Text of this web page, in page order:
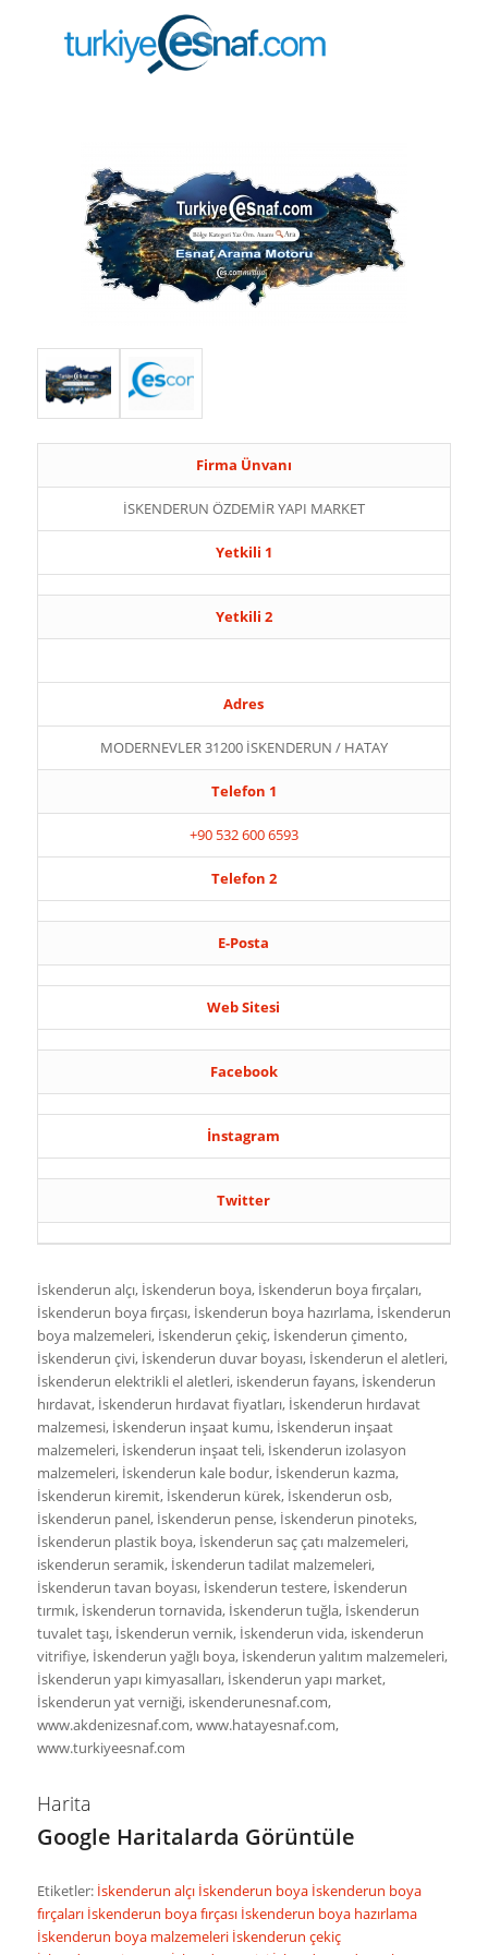
Firma Ünvanı
İSKENDERUN ÖZDEMİR YAPI MARKET
Yetkili 1
Yetkili 2
Adres
MODERNEVLER 31200 İSKENDERUN / HATAY
Telefon 1
+90 532 600 6593
Telefon 2
E-Posta
Web Sitesi
Facebook
İnstagram
Twitter
İskenderun alçı, İskenderun boya, İskenderun boya fırçaları,
İskenderun boya fırçası, İskenderun boya hazırlama, İskenderun
boya malzemeleri, İskenderun çekiç, İskenderun çimento,
İskenderun çivi, İskenderun duvar boyası, İskenderun el aletleri,
İskenderun elektrikli el aletleri, iskenderun fayans, İskenderun
hırdavat, İskenderun hırdavat fiyatları, İskenderun hırdavat
malzemesi, İskenderun inşaat kumu, İskenderun inşaat
malzemeleri, İskenderun inşaat teli, İskenderun izolasyon
malzemeleri, İskenderun kale bodur, İskenderun kazma,
İskenderun kiremit, İskenderun kürek, İskenderun osb,
İskenderun panel, İskenderun pense, İskenderun pinoteks,
İskenderun plastik boya, İskenderun saç çatı malzemeleri,
iskenderun seramik, İskenderun tadilat malzemeleri,
İskenderun tavan boyası, İskenderun testere, İskenderun
tırmık, İskenderun tornavida, İskenderun tuğla, İskenderun
tuvalet taşı, İskenderun vernik, İskenderun vida, iskenderun
vitrifiye, İskenderun yağlı boya, İskenderun yalıtım malzemeleri,
İskenderun yapı kimyasalları, İskenderun yapı market,
İskenderun yat verniği, iskenderunesnaf.com,
www.akdenizesnaf.com, www.hatayesnaf.com,
www.turkiyeesnaf.com
Harita
Google Haritalarda Görüntüle
Etiketler: İskenderun alçı İskenderun boya İskenderun boya
fırçaları İskenderun boya fırçası İskenderun boya hazırlama
İskenderun boya malzemeleri İskenderun çekiç